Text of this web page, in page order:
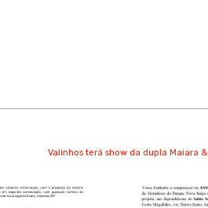
Valinhos terá show da dupla Maiara